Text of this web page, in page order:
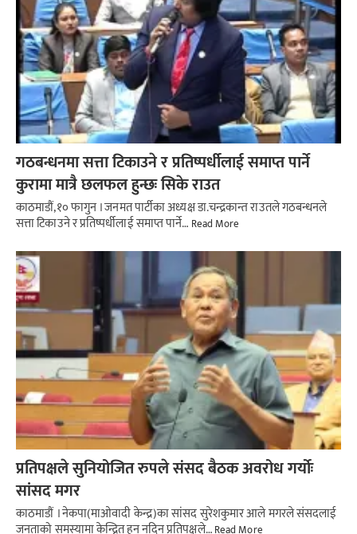
गठबन्धनमा सत्ता टिकाउने र प्रतिष्पर्धीलाई समाप्त पार्ने
कुरामा मात्रै छलफल हुन्छः सिके राउत
काठमाडौं,१० फागुन । जनमत पार्टीका अध्यक्ष डा.चन्द्रकान्त राउतले गठबन्धनले
सत्ता टिकाउने र प्रतिष्पर्धीलाई समाप्त पार्ने… Read More
प्रतिपक्षले सुनियोजित रुपले संसद बैठक अवरोध गर्योः
सांसद मगर
काठमाडौं । नेकपा(माओवादी केन्द्र)का सांसद सुरेशकुमार आले मगरले संसदलाई
जनताको समस्यामा केन्द्रित हुन नदिन प्रतिपक्षले…Read More